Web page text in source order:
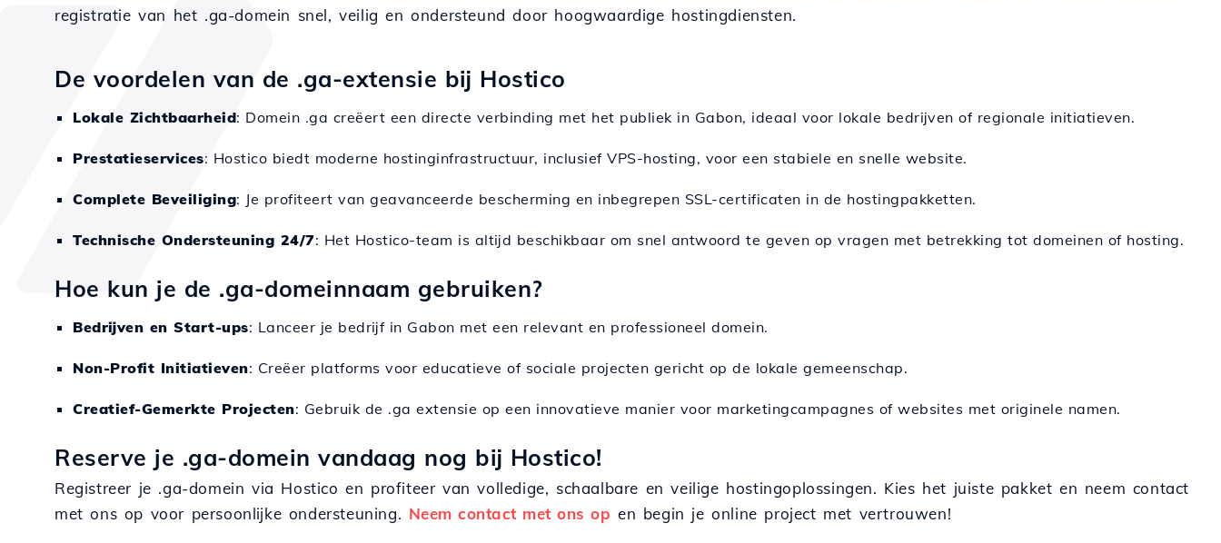
registratie van het .ga-domein snel, veilig en ondersteund door hoogwaardige hostingdiensten.
De voordelen van de .ga-extensie bij Hostico
Lokale Zichtbaarheid: Domein .ga creëert een directe verbinding met het publiek in Gabon, ideaal voor lokale bedrijven of regionale initiatieven.
Prestatieservices: Hostico biedt moderne hostinginfrastructuur, inclusief VPS-hosting, voor een stabiele en snelle website.
Complete Beveiliging: Je profiteert van geavanceerde bescherming en inbegrepen SSL-certificaten in de hostingpakketten.
Technische Ondersteuning 24/7: Het Hostico-team is altijd beschikbaar om snel antwoord te geven op vragen met betrekking tot domeinen of hosting.
Hoe kun je de .ga-domeinnaam gebruiken?
Bedrijven en Start-ups: Lanceer je bedrijf in Gabon met een relevant en professioneel domein.
Non-Profit Initiatieven: Creëer platforms voor educatieve of sociale projecten gericht op de lokale gemeenschap.
Creatief-Gemerkte Projecten: Gebruik de .ga extensie op een innovatieve manier voor marketingcampagnes of websites met originele namen.
Reserve je .ga-domein vandaag nog bij Hostico!
Registreer je .ga-domein via Hostico en profiteer van volledige, schaalbare en veilige hostingoplossingen. Kies het juiste pakket en neem contact
met ons op voor persoonlijke ondersteuning. Neem contact met ons op en begin je online project met vertrouwen!